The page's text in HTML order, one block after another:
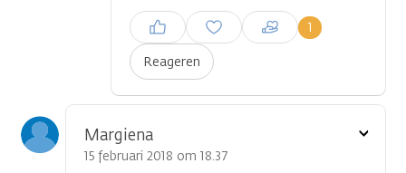
Reageren
1
Inloggen om een reactie te
plaatsen
Margiena
15 februari 2018 om 18.37
Toon